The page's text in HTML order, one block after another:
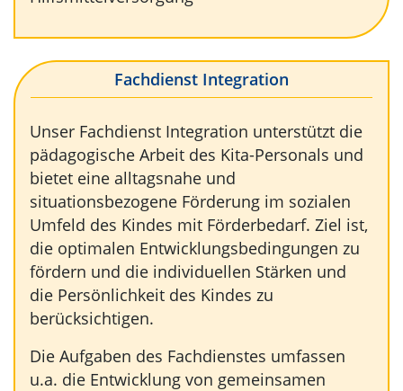
Fachdienst Integration
Unser Fachdienst Integration unterstützt die
pädagogische Arbeit des Kita-Personals und
bietet eine alltagsnahe und
situationsbezogene Förderung im sozialen
Umfeld des Kindes mit Förderbedarf. Ziel ist,
die optimalen Entwicklungsbedingungen zu
fördern und die individuellen Stärken und
die Persönlichkeit des Kindes zu
berücksichtigen.
Die Aufgaben des Fachdienstes umfassen
u.a. die Entwicklung von gemeinsamen